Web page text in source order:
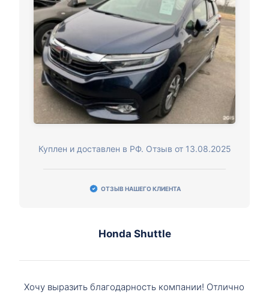
Куплен и доставлен в РФ. Отзыв от 13.08.2025
ОТЗЫВ НАШЕГО КЛИЕНТА
Honda Shuttle
Хочу выразить благодарность компании! Отлично